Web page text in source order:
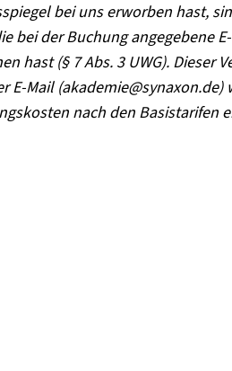
bei uns erworben hast,
bei der Buchung angegebene
hast (§ 7 Abs. 3 UWG). Dieser
E-Mail
nach den Basistarifen